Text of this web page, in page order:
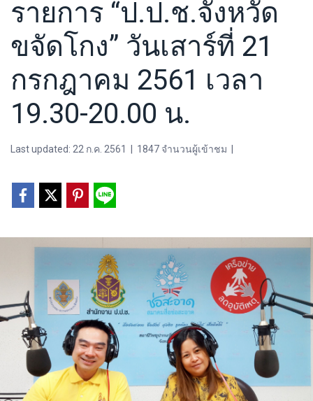
รายการ “ป.ป.ช.จังหวัด
ขจัดโกง” วันเสาร์ที่ 21
กรกฎาคม 2561 เวลา
19.30-20.00 น.
Last updated: 22 ก.ค. 2561 1847 จำนวนผู้เข้าชม